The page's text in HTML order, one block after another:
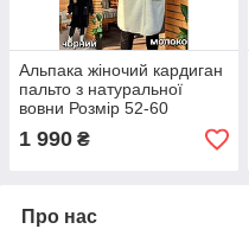
Альпака жіночий кардиган
пальто з натуральної
вовни Розмір 52-60
1 990 ₴
Про нас